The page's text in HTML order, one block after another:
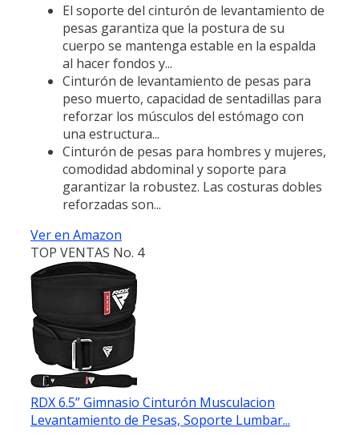
El soporte del cinturón de levantamiento de
pesas garantiza que la postura de su
cuerpo se mantenga estable en la espalda
al hacer fondos y...
Cinturón de levantamiento de pesas para
peso muerto, capacidad de sentadillas para
reforzar los músculos del estómago con
una estructura...
Cinturón de pesas para hombres y mujeres,
comodidad abdominal y soporte para
garantizar la robustez. Las costuras dobles
reforzadas son...
Ver en Amazon
TOP VENTAS No. 4
RDX 6.5” Gimnasio Cinturón Musculacion
Levantamiento de Pesas, Soporte Lumbar...